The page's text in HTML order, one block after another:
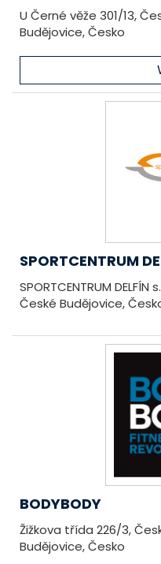
U Černé věže 301/13,
Budějovice, Česko
SPORTCENTRUM
SPORTCENTRUM
České Budějovice,
BODYBODY
Žižkova třída 226/3,
Budějovice, Česko